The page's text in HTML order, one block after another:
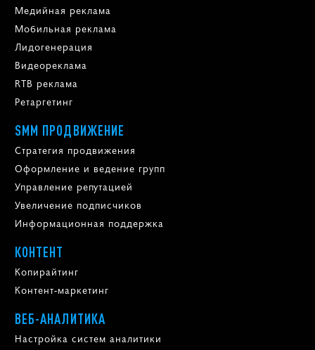
Медийная реклама
Мобильная реклама
Лидогенерация
Видеореклама
RTB реклама
Ретаргетинг
SMM ПРОДВИЖЕНИЕ
Стратегия продвижения
Оформление и ведение групп
Управление репутацией
Увеличение подписчиков
Информационная поддержка
КОНТЕНТ
Копирайтинг
Контент-маркетинг
ВЕБ-АНАЛИТИКА
Настройка систем аналитики